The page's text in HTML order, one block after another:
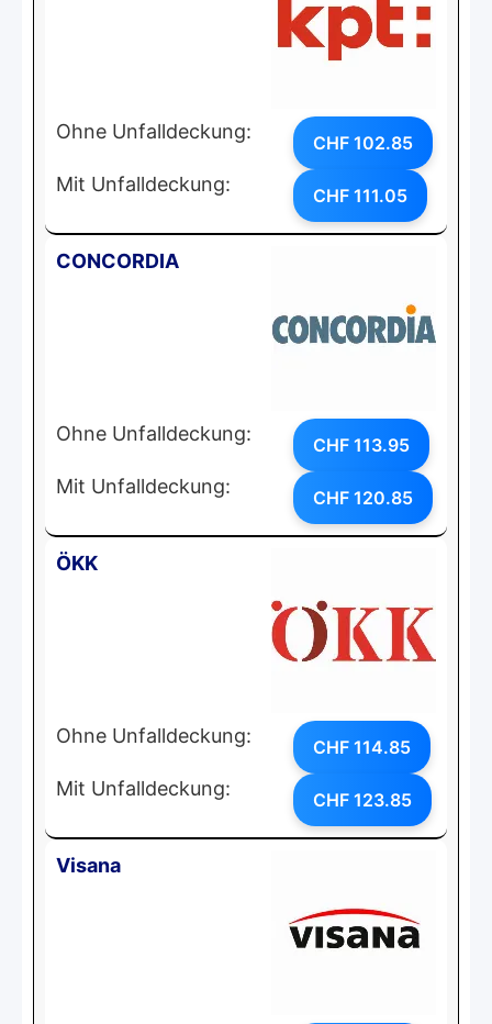
Ohne Unfalldeckung: CHF 102.85
Mit Unfalldeckung: CHF 111.05
CONCORDIA
Ohne Unfalldeckung: CHF 113.95
Mit Unfalldeckung: CHF 120.85
ÖKK
Ohne Unfalldeckung: CHF 114.85
Mit Unfalldeckung: CHF 123.85
Visana